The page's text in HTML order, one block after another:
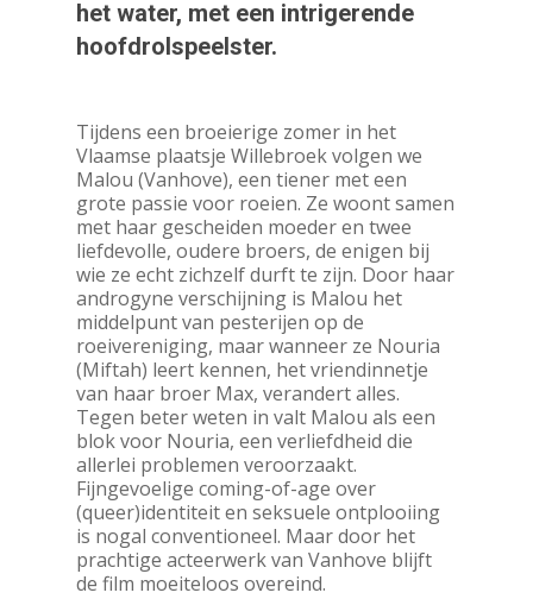
het water, met een intrigerende
hoofdrolspeelster.
Tijdens een broeierige zomer in het
Vlaamse plaatsje Willebroek volgen we
Malou (Vanhove), een tiener met een
grote passie voor roeien. Ze woont samen
met haar gescheiden moeder en twee
liefdevolle, oudere broers, de enigen bij
wie ze echt zichzelf durft te zijn. Door haar
androgyne verschijning is Malou het
middelpunt van pesterijen op de
roeivereniging, maar wanneer ze Nouria
(Miftah) leert kennen, het vriendinnetje
van haar broer Max, verandert alles.
Tegen beter weten in valt Malou als een
blok voor Nouria, een verliefdheid die
allerlei problemen veroorzaakt.
Fijngevoelige coming-of-age over
(queer)identiteit en seksuele ontplooiing
is nogal conventioneel. Maar door het
prachtige acteerwerk van Vanhove blijft
de film moeiteloos overeind.